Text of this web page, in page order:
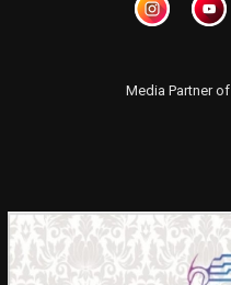
Media Partner of